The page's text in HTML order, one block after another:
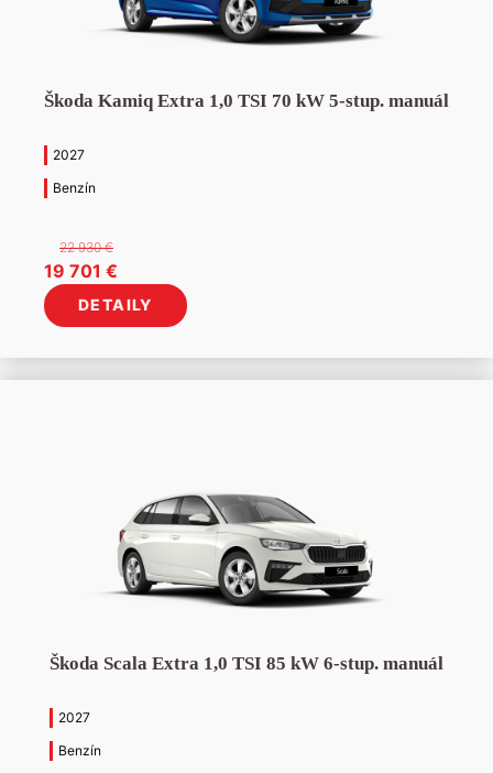
Škoda Kamiq Extra 1,0 TSI 70 kW 5-stup. manuál
2027
Benzín
22 930€
Pôvodná
cena
bola:
930 €.
19 701 €
cena
je:
701 €.
DETAILY
Škoda Scala Extra 1,0 TSI 85 kW 6-stup. manuál
2027
Benzín